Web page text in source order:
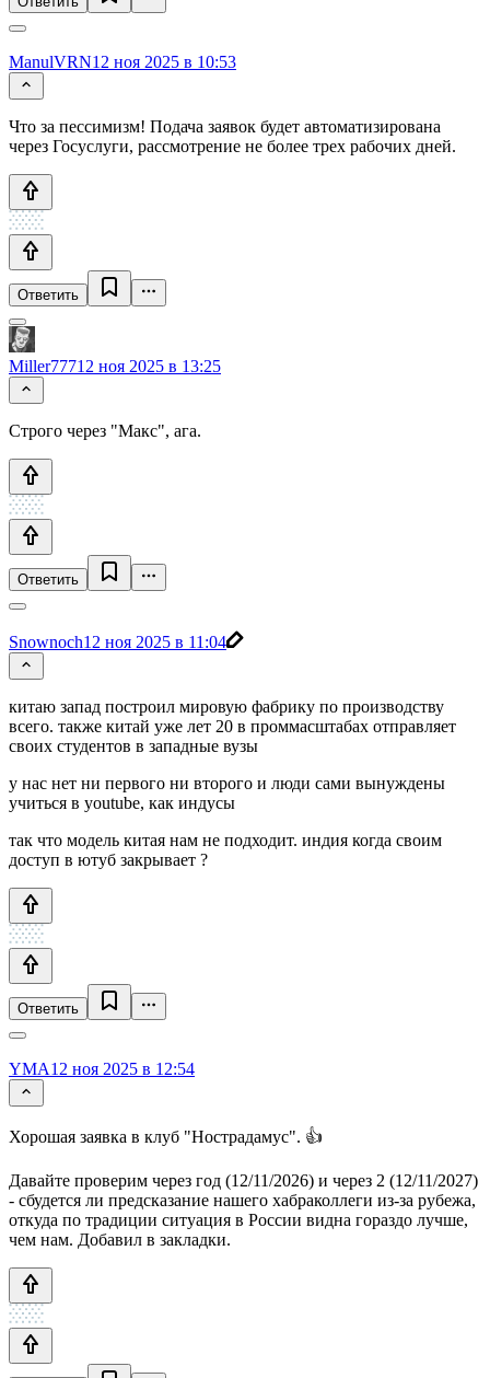
ManulVRN12 ноя 2025 в 10:53
Что за пессимизм! Подача заявок будет автоматизирована
через Госуслуги, рассмотрение не более трех рабочих дней.
Ответить
Miller77712 ноя 2025 в 13:25
Строго через "Макс", ага.
Ответить
Snownoch12 ноя 2025 в 11:04
китаю запад построил мировую фабрику по производству
всего. также китай уже лет 20 в проммасштабах отправляет
своих студентов в западные вузы
у нас нет ни первого ни второго и люди сами вынуждены
учиться в youtube, как индусы
так что модель китая нам не подходит. индия когда своим
доступ в ютуб закрывает ?
Ответить
YMA12 ноя 2025 в 12:54
Хорошая заявка в клуб "Нострадамус". 👍
Давайте проверим через год (12/11/2026) и через 2 (12/11/2027)
- сбудется ли предсказание нашего хабраколлеги из-за рубежа,
откуда по традиции ситуация в России видна гораздо лучше,
чем нам. Добавил в закладки.